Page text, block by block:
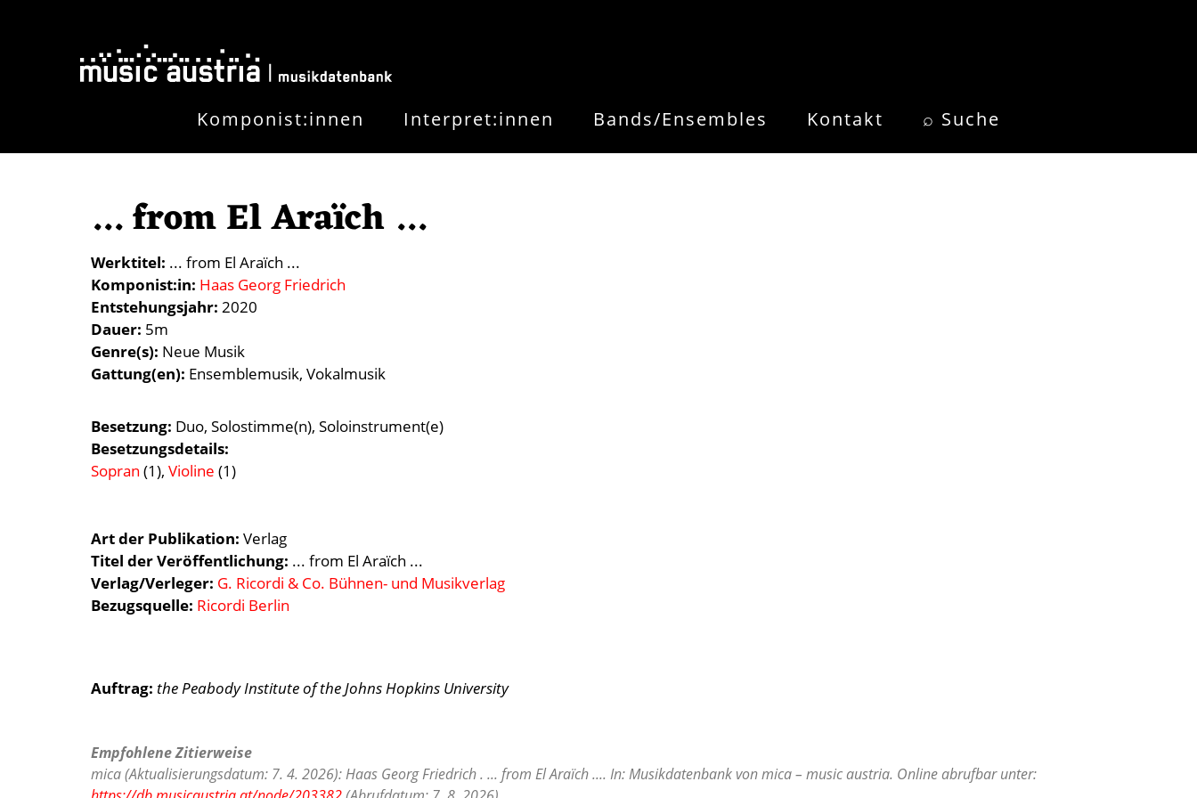
Komponist:innen Interpret:innen Bands/Ensembles Kontakt ⌕ Suche
... from El Araïch ...
Werktitel ... from El Araïch ...
Komponist:in Haas Georg Friedrich
Entstehungsjahr 2020
Dauer 5m
Genre(s) Neue Musik
Gattung(en) Ensemblemusik Vokalmusik
Besetzung Duo Solostimme(n) Soloinstrument(e)
Besetzungsdetails
Sopran (1), Violine (1)
Art der Publikation Verlag
Titel der Veröffentlichung ... from El Araïch ...
Verlag/Verleger G. Ricordi & Co. Bühnen- und Musikverlag
Bezugsquelle: Ricordi Berlin
Auftrag: the Peabody Institute of the Johns Hopkins University
Empfohlene Zitierweise
mica (Aktualisierungsdatum: 7. 4. 2026): Haas Georg Friedrich . ... from El Araïch .... In: Musikdatenbank von mica – music austria. Online abrufbar unter: